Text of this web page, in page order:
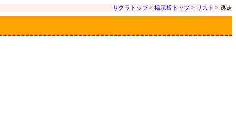
サクラトップ> 掲示板トップ> リスト > 逃走